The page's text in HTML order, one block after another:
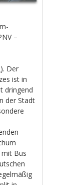
–
). Der
ist in
dringend
der Stadt
Bus